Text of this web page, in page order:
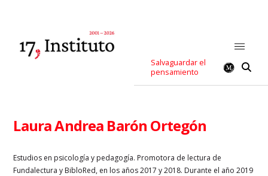
Salvaguardar el
pensamiento
Laura Andrea Barón Ortegón
Estudios en psicología y pedagogía. Promotora de lectura de
Fundalectura y BibloRed, en los años 2017 y 2018. Durante el año 2019